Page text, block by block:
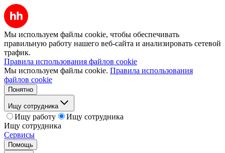
Мы используем файлы cookie, чтобы обеспечивать
правильную работу нашего веб-сайта и анализировать сетевой
трафик.
Правила использования файлов cookie
Мы используем файлы cookie. Правила использования
файлов cookie
Понятно
Ищу сотрудника
Ищу работу
Ищу сотрудника
Ищу сотрудника
Сервисы
Помощь